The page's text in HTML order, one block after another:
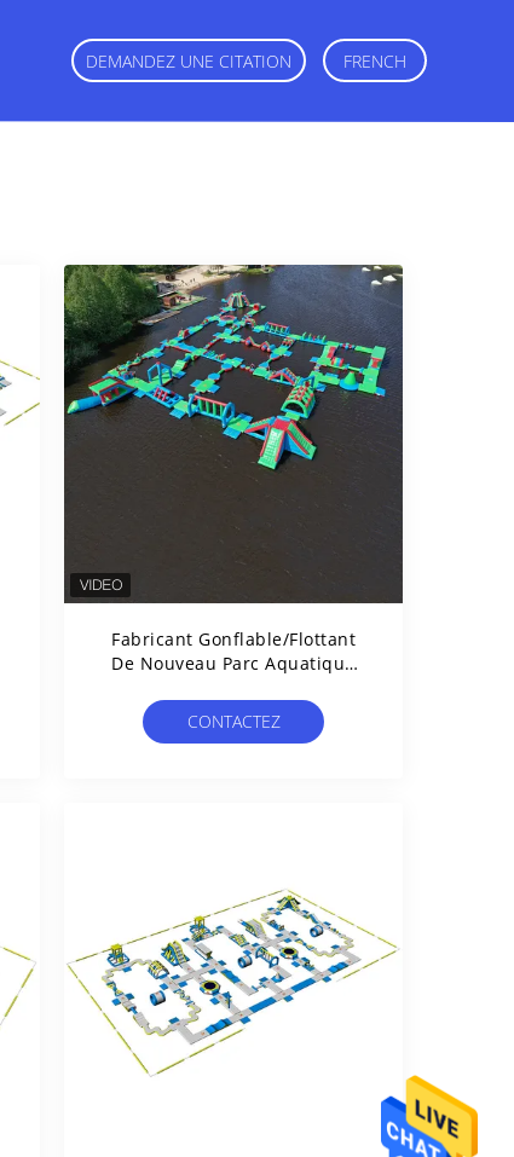
DEMANDEZ UNE CITATION FRENCH
Fabricant Gonflable/flottant
De Nouveau Parc Aquatique
Combattant De Parcours
CONTACTEZ